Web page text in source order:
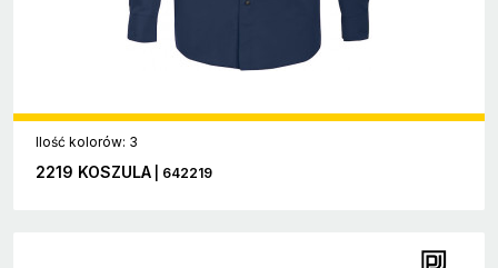
Ilość kolorów: 3
2219 KOSZULA | 642219